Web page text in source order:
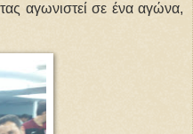
αγωνιστεί σε ένα αγώνα,